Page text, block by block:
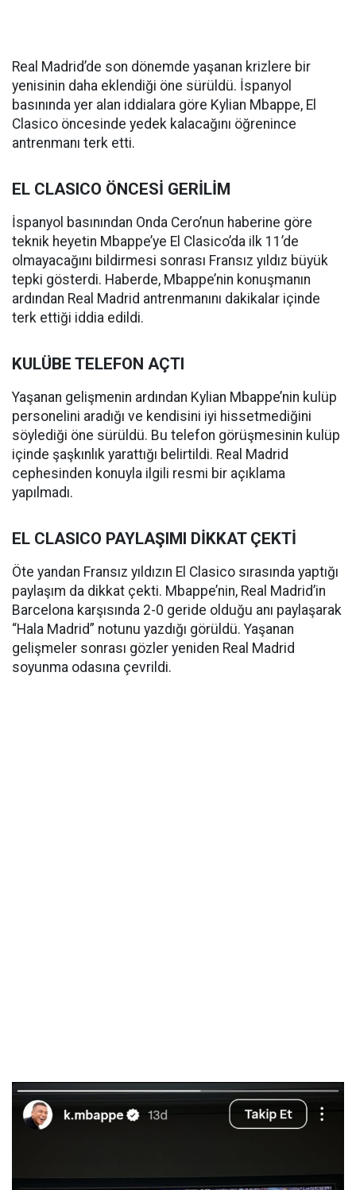
Real Madrid’de son dönemde yaşanan krizlere bir
yenisinin daha eklendiği öne sürüldü. İspanyol
basınında yer alan iddialara göre Kylian Mbappe, El
Clasico öncesinde yedek kalacağını öğrenince
antrenmanı terk etti.
EL CLASICO ÖNCESİ GERİLİM
İspanyol basınından Onda Cero’nun haberine göre
teknik heyetin Mbappe’ye El Clasico’da ilk 11’de
olmayacağını bildirmesi sonrası Fransız yıldız büyük
tepki gösterdi. Haberde, Mbappe’nin konuşmanın
ardından Real Madrid antrenmanını dakikalar içinde
terk ettiği iddia edildi.
KULÜBE TELEFON AÇTI
Yaşanan gelişmenin ardından Kylian Mbappe’nin kulüp
personelini aradığı ve kendisini iyi hissetmediğini
söylediği öne sürüldü. Bu telefon görüşmesinin kulüp
içinde şaşkınlık yarattığı belirtildi. Real Madrid
cephesinden konuyla ilgili resmi bir açıklama
yapılmadı.
EL CLASICO PAYLAŞIMI DİKKAT ÇEKTİ
Öte yandan Fransız yıldızın El Clasico sırasında yaptığı
paylaşım da dikkat çekti. Mbappe’nin, Real Madrid’in
Barcelona karşısında 2-0 geride olduğu anı paylaşarak
“Hala Madrid” notunu yazdığı görüldü. Yaşanan
gelişmeler sonrası gözler yeniden Real Madrid
soyunma odasına çevrildi.